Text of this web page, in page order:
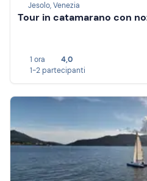
Jesolo, Venezia
Tour in catamarano con
1 ora
4,0
1-2 partecipanti